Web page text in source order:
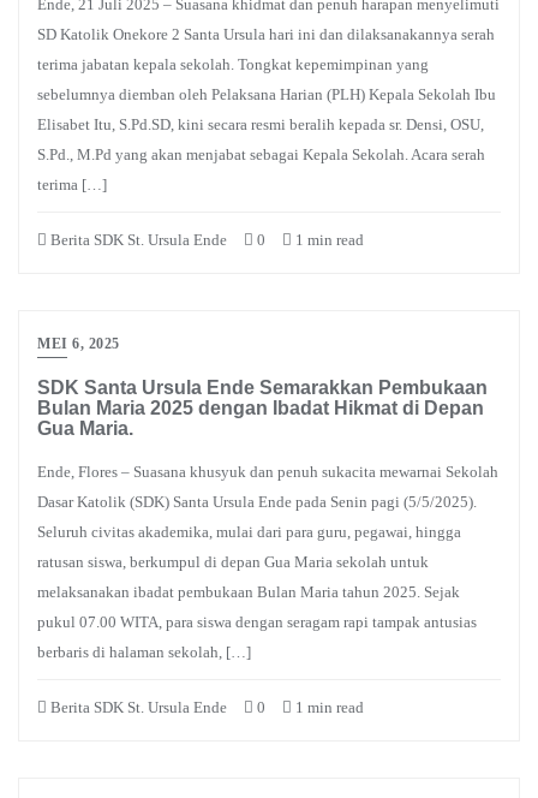
Ende, 21 Juli 2025 – Suasana khidmat dan penuh harapan menyelimuti
SD Katolik Onekore 2 Santa Ursula hari ini dan dilaksanakannya serah
terima jabatan kepala sekolah. Tongkat kepemimpinan yang
sebelumnya diemban oleh Pelaksana Harian (PLH) Kepala Sekolah Ibu
Elisabet Itu, S.Pd.SD, kini secara resmi beralih kepada sr. Densi, OSU,
S.Pd., M.Pd yang akan menjabat sebagai Kepala Sekolah. Acara serah
terima […]
Berita SDK St. Ursula Ende 0 1 min read
MEI 6, 2025
SDK Santa Ursula Ende Semarakkan Pembukaan
Bulan Maria 2025 dengan Ibadat Hikmat di Depan
Gua Maria.
Ende, Flores – Suasana khusyuk dan penuh sukacita mewarnai Sekolah
Dasar Katolik (SDK) Santa Ursula Ende pada Senin pagi (5/5/2025).
Seluruh civitas akademika, mulai dari para guru, pegawai, hingga
ratusan siswa, berkumpul di depan Gua Maria sekolah untuk
melaksanakan ibadat pembukaan Bulan Maria tahun 2025. Sejak
pukul 07.00 WITA, para siswa dengan seragam rapi tampak antusias
berbaris di halaman sekolah, […]
Berita SDK St. Ursula Ende 0 1 min read